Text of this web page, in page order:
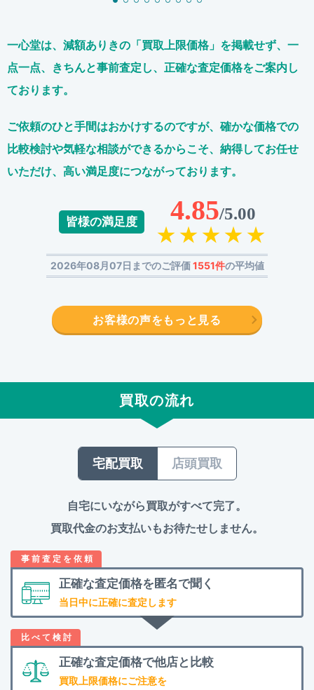
一心堂は、減額ありきの「買取上限価格」を掲載せず、 一
点一点、きちんと事前査定し、正確な査定価格をご案内し
ております。
ご依頼のひと手間はおかけするのですが、 確かな価格での
比較検討や気軽な相談ができるからこそ、 納得してお任せ
いただけ、高い満足度につながっております。
皆様の満足度 4.85/5.00
2026年08月07日までのご評価1551件の平均値
お客様の声をもっと見る
買取の流れ
宅配買取 店頭買取
自宅にいながら買取がすべて完了。
買取代金のお支払いもお待たせしません。
正確な査定価格を 匿名で聞く
当日中に正確に査定します
正確な査定価格で他店と比較
買取上限価格にご注意を